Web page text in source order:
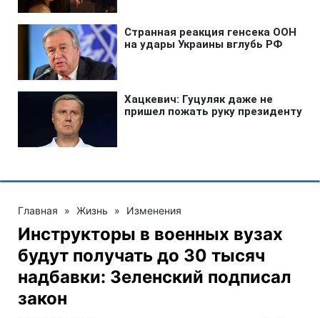
Главная » Жизнь » Изменения
Инструкторы в военных вузах
будут получать до 30 тысяч
надбавки: Зеленский подписал
закон